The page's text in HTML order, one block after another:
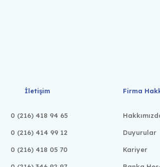
İletişim
0 (216) 418 94 65
0 (216) 414 99 12
0 (216) 418 05 70
Firma
Duyurular
Kariyer